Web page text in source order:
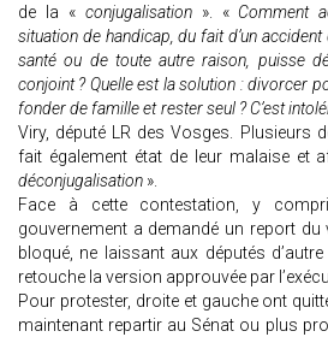
de la « conjugalisation ». «Comment
situation de handicap, du fait d’un
santé ou de toute autre raison, puisse
conjoint ? Quelle est la solution : divorcer
fonder de famille et rester seul ? C’est
Viry, député LR des Vosges. Plusieurs
fait également état de leur malaise et
déconjugalisation ».
Face à cette contestation, y
gouvernement a demandé un report
bloqué, ne laissant aux députés
retouche la version approuvée par
Pour protester, droite et gauche ont
maintenant repartir au Sénat ou plus